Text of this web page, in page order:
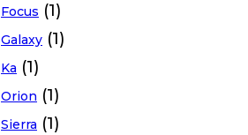
Focus (1)
Galaxy (1)
Ka (1)
Orion (1)
Sierra (1)